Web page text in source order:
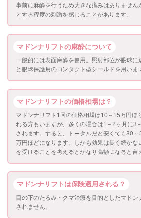
事前に麻酔を行うため大きな痛みはありません
とする程度の刺激を感じることがあります。
マドンナリフトの麻酔について
一般的には表面麻酔を使用。照射部位が眼球に
と眼球保護用のコンタクト型シールドを用いま
マドンナリフトの価格相場は？
マドンナリフト1回の価格相場は10～15万円ほ
れる方もいますが、多くの場合は1～2ヶ月に3
されます。すると、トータルだと安くても30
万円ほどになります。しかも効果は長く続かな
を受けることを考えるとかなり高額になると言
マドンナリフトは保険適用される？
目の下のたるみ・クマ治療を目的としたマドン
されません。